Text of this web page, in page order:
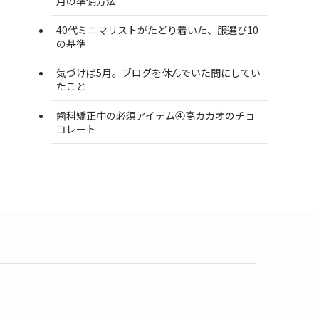
40代ミニマリストがたどり着いた、服選び10
の基準
気づけば5月。ブログを休んでいた間にしてい
たこと
歯科矯正中の必須アイテム④高カカオのチョ
コレート